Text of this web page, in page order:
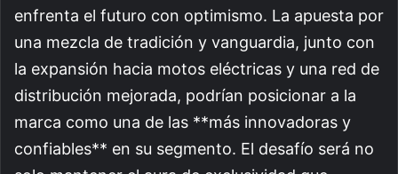
enfrenta el futuro con optimismo. La apuesta por
una mezcla de tradición y vanguardia, junto con
la expansión hacia motos eléctricas y una red de
distribución mejorada, podrían posicionar a la
marca como una de las **más innovadoras y
confiables** en su segmento. El desafío será no